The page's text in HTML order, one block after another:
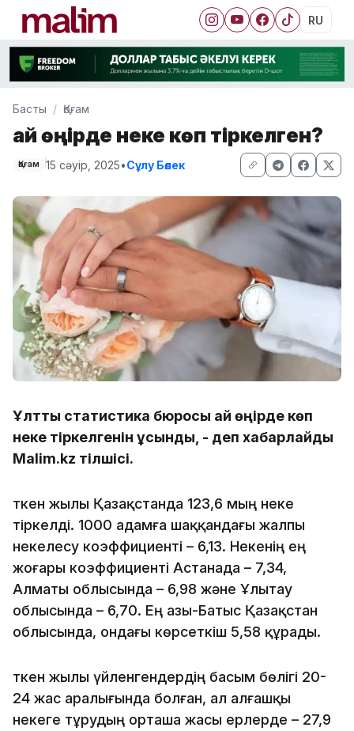
RU
Басты Қоғам
Қай өңірде неке көп тіркелген?
Қоғам 15 сәуір, 2025•Сұлу Бөлек
Ұлттық статистика бюросы қай өңірде көп
неке тіркелгенін ұсынды, - деп хабарлайды
Malim.kz тілшісі.
Өткен жылы Қазақстанда 123,6 мың неке
тіркелді. 1000 адамға шаққандағы жалпы
некелесу коэффициенті – 6,13. Некенің ең
жоғары коэффициенті Астанада – 7,34,
Алматы облысында – 6,98 және Ұлытау
облысында – 6,70. Ең азы-Батыс Қазақстан
облысында, ондағы көрсеткіш 5,58 құрады.
Өткен жылы үйленгендердің басым бөлігі 20-
24 жас аралығында болған, ал алғашқы
некеге тұрудың орташа жасы ерлерде – 27,9